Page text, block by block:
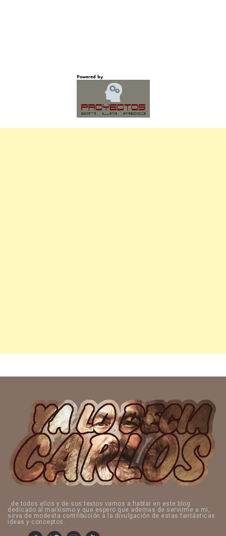
..de todos ellos y de sus textos vamos a hablar en este blog
dedicado al marxismo y que espero que ademas de servirme a mi,
sirva de modesta contribución a la divulgación de estas fantásticas
ideas y conceptos.